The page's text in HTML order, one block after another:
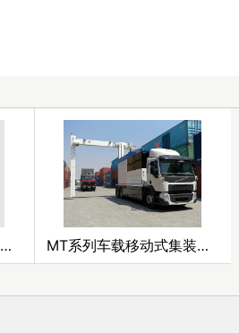
MB系列组合移动式集装箱/车辆检查系统 MT系列车载移动式集装箱/车辆检查系统